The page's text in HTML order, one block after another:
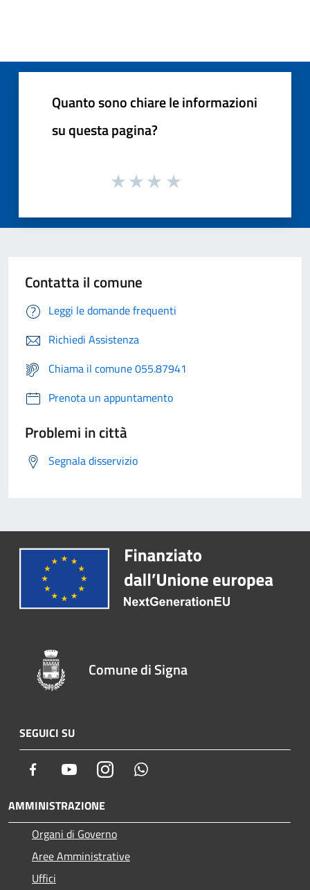
Quanto sono chiare le informazioni
su questa pagina?
Contatta il comune
Leggi le domande frequenti
Richiedi Assistenza
Chiama il comune 055.87941
Prenota un appuntamento
Problemi in città
Segnala disservizio
Comune di Signa
SEGUICI SU
Facebook YoutubeInstagram
AMMINISTRAZIONE
Organi di Governo
Aree Amministrative
Uffici